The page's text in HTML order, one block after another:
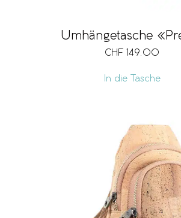
Umhängetasche
CHF 149.00
In die Tasche